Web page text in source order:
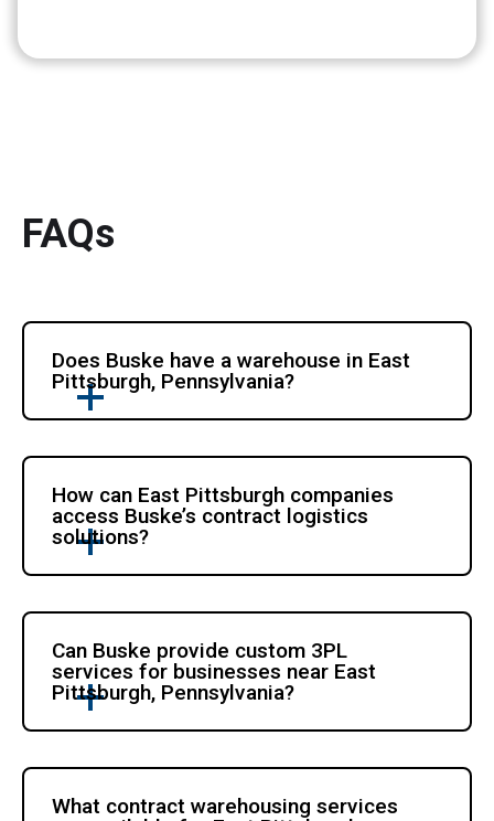
FAQs
Does Buske have a warehouse in East
Pittsburgh, Pennsylvania?
How can East Pittsburgh companies
access Buske’s contract logistics
solutions?
Can Buske provide custom 3PL
services for businesses near East
Pittsburgh, Pennsylvania?
What contract warehousing services